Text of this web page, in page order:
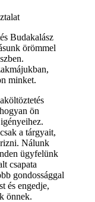
Budakalász
örömmel
minket.
ön
a tárgyait,
Nálunk
ügyfelünk
csapata
gondossággal
és engedje,
önnek.